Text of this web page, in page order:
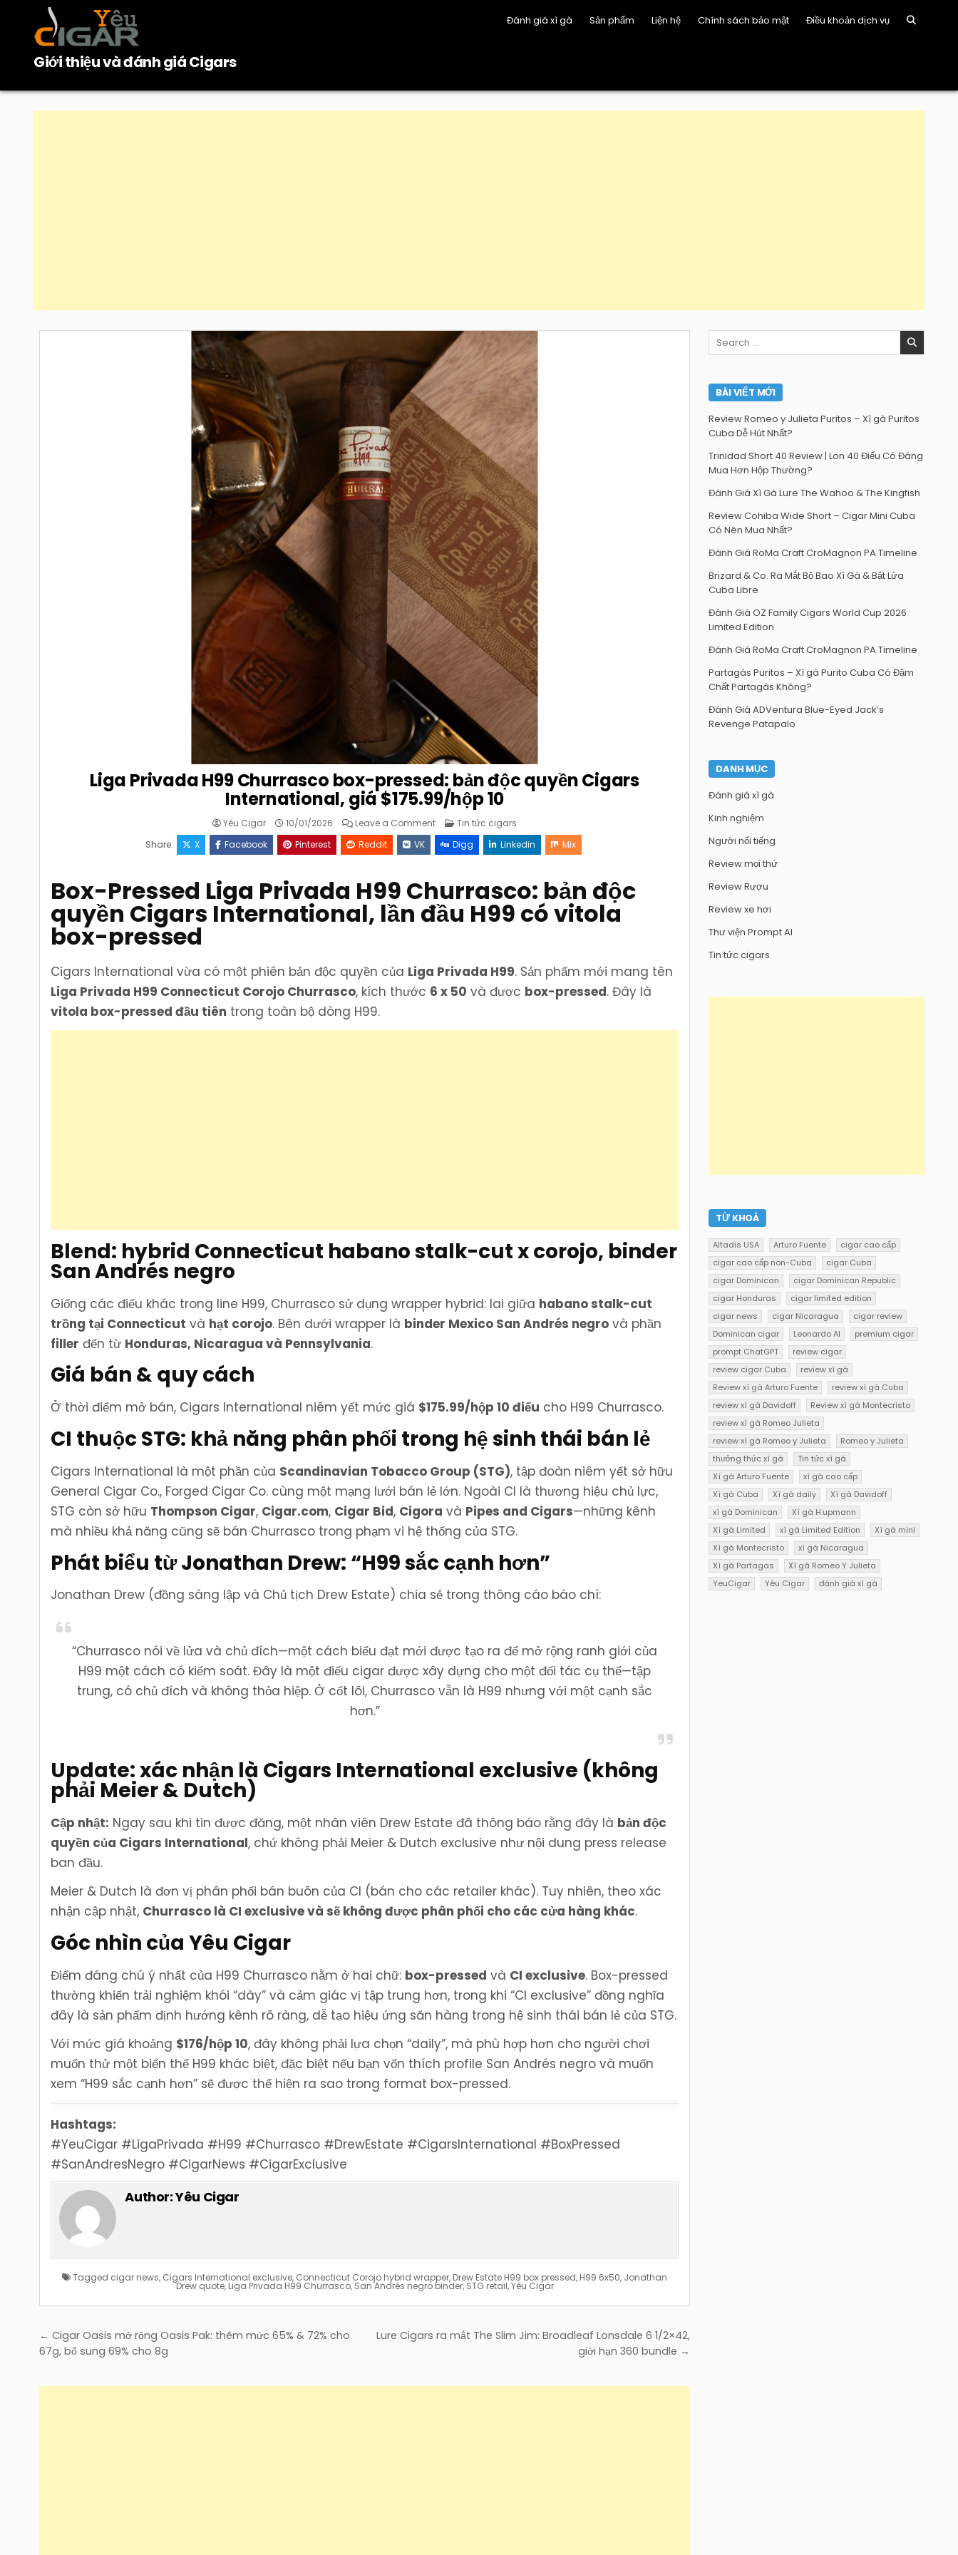
content
Giới thiệu và đánh giá Cigars
Đánh giá xì gà Sản phẩm Liện hệ Chính sách bảo mật Điều khoản dịch vụ
Liga Privada H99 Churrasco box-pressed: bản độc quyền Cigars
International, giá $175.99/hộp 10
Yêu Cigar 10/01/2026 Leave a Commenton
Liga
Privada
H99
Churrasco
độc
quyền
Cigars
International,
giá
Posted
Tin tức cigars
Share:
X Facebook Pinterest Reddit VK Digg Linkedin Mix
Box-Pressed Liga Privada H99 Churrasco: bản độc
quyền Cigars International, lần đầu H99 có vitola
box-pressed
Cigars International vừa có một phiên bản độc quyền của Liga Privada H99. Sản phẩm mới mang tên
Liga Privada H99 Connecticut Corojo Churrasco, kích thước 6 x 50 và được box-pressed. Đây là
vitola box-pressed đầu tiên trong toàn bộ dòng H99.
Blend: hybrid Connecticut habano stalk-cut x corojo, binder
San Andrés negro
Giống các điếu khác trong line H99, Churrasco sử dụng wrapper hybrid: lai giữa habano stalk-cut
trồng tại Connecticut và hạt corojo. Bên dưới wrapper là binder Mexico San Andrés negro và phần
filler đến từ Honduras, Nicaragua và Pennsylvania.
Giá bán & quy cách
Ở thời điểm mở bán, Cigars International niêm yết mức giá $175.99/hộp 10 điếu cho H99 Churrasco.
CI thuộc STG: khả năng phân phối trong hệ sinh thái bán lẻ
Cigars International là một phần của Scandinavian Tobacco Group (STG), tập đoàn niêm yết sở hữu
General Cigar Co., Forged Cigar Co. cùng một mạng lưới bán lẻ lớn. Ngoài CI là thương hiệu chủ lực,
STG còn sở hữu Thompson Cigar, Cigar.com, Cigar Bid, Cigora và Pipes and Cigars—những kênh
mà nhiều khả năng cũng sẽ bán Churrasco trong phạm vi hệ thống của STG.
Phát biểu từ Jonathan Drew: “H99 sắc cạnh hơn”
Jonathan Drew (đồng sáng lập và Chủ tịch Drew Estate) chia sẻ trong thông cáo báo chí:
“Churrasco nói về lửa và chủ đích—một cách biểu đạt mới được tạo ra để mở rộng ranh giới của
H99 một cách có kiểm soát. Đây là một điếu cigar được xây dựng cho một đối tác cụ thể—tập
trung, có chủ đích và không thỏa hiệp. Ở cốt lõi, Churrasco vẫn là H99 nhưng với một cạnh sắc
hơn.”
Update: xác nhận là Cigars International exclusive (không
phải Meier & Dutch)
Cập nhật: Ngay sau khi tin được đăng, một nhân viên Drew Estate đã thông báo rằng đây là bản độc
quyền của Cigars International, chứ không phải Meier & Dutch exclusive như nội dung press release
ban đầu.
Meier & Dutch là đơn vị phân phối bán buôn của CI (bán cho các retailer khác). Tuy nhiên, theo xác
nhận cập nhật, Churrasco là CI exclusive và sẽ không được phân phối cho các cửa hàng khác.
Góc nhìn của Yêu Cigar
Điểm đáng chú ý nhất của H99 Churrasco nằm ở hai chữ: box-pressed và CI exclusive. Box-pressed
thường khiến trải nghiệm khói “dày” và cảm giác vị tập trung hơn, trong khi “CI exclusive” đồng nghĩa
đây là sản phẩm định hướng kênh rõ ràng, dễ tạo hiệu ứng săn hàng trong hệ sinh thái bán lẻ của STG.
Với mức giá khoảng $176/hộp 10, đây không phải lựa chọn “daily”, mà phù hợp hơn cho người chơi
muốn thử một biến thể H99 khác biệt, đặc biệt nếu bạn vốn thích profile San Andrés negro và muốn
xem “H99 sắc cạnh hơn” sẽ được thể hiện ra sao trong format box-pressed.
Hashtags:
#YeuCigar #LigaPrivada #H99 #Churrasco #DrewEstate #CigarsInternational #BoxPressed
#SanAndresNegro #CigarNews #CigarExclusive
Author:Yêu Cigar
Tagged cigar news, Cigars International exclusive, Connecticut Corojo hybrid wrapper, Drew Estate H99 box pressed, H99 6x50, Jonathan
Drew quote, Liga Privada H99 Churrasco, San Andrés negro binder, STG retail,Yêu Cigar
Điều
hướng
Lure Cigars ra mắt The Slim Jim: Broadleaf Lonsdale 6 1/2×42,
giới hạn 360 bundle →
← Cigar Oasis mở rộng Oasis Pak: thêm mức 65% & 72% cho
67g, bổ sung 69% cho 8g
Search
for:
BÀI VIẾT MỚI
Review Romeo y Julieta Puritos – Xì gà Puritos
Cuba Dễ Hút Nhất?
Trinidad Short 40 Review | Lon 40 Điếu Có Đáng
Mua Hơn Hộp Thường?
Đánh Giá Xì Gà Lure The Wahoo & The Kingfish
Review Cohiba Wide Short – Cigar Mini Cuba
Có Nên Mua Nhất?
Đánh Giá RoMa Craft CroMagnon PA Timeline
Brizard & Co. Ra Mắt Bộ Bao Xì Gà & Bật Lửa
Cuba Libre
Đánh Giá OZ Family Cigars World Cup 2026
Limited Edition
Đánh Giá RoMa Craft CroMagnon PA Timeline
Partagás Puritos – Xì gà Purito Cuba Có Đậm
Chất Partagás Không?
Đánh Giá ADVentura Blue-Eyed Jack’s
Revenge Patapalo
DANH MỤC
Đánh giá xì gà
Kinh nghiệm
Người nổi tiếng
Review mọi thứ
Review Rượu
Review xe hơi
Thư viện Prompt AI
Tin tức cigars
TỪ KHOÁ
Altadis USA Arturo Fuente
cigar cao cấp
cigar cao cấp non-Cuba
cigar Cuba
cigar Dominican
cigar Dominican Republic
cigar Honduras
cigar limited edition
cigar news
cigar Nicaragua
cigar review
Dominican cigar
Leonardo AI
premium cigar
prompt ChatGPT
review cigar
review cigar Cuba
review xì gà
Review xì gà Arturo Fuente
review xì gà Cuba
review xì gà Davidoff
Review xì gà Montecristo
review xì gà Romeo Julieta
review xì gà Romeo y Julieta
Romeo y Julieta
thưởng thức xì gà
Tin tức xì gà
Xì gà Arturo Fuente
xì gà cao cấp
Xì gà Cuba
Xì gà daily
Xì gà Davidoff
xì gà Dominican
Xì gà H.upmann
Xì gà Limited
xì gà Limited Edition
Xì gà mini
Xì gà Montecristo
xì gà Nicaragua
Xì gà Partagas
Xì gà Romeo Y Julieta
YeuCigar
Yêu Cigar đánh giá xì gà